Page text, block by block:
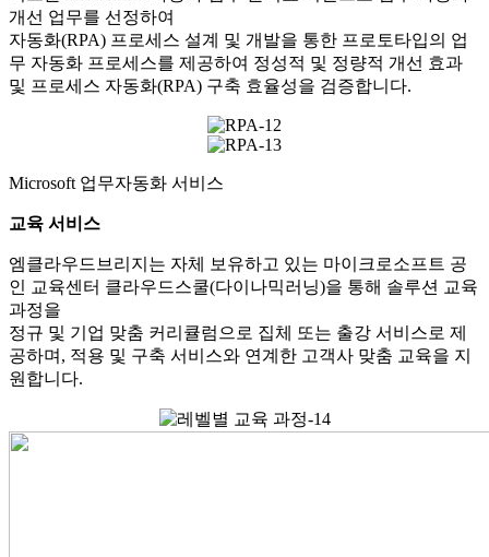
개선 업무를 선정하여
자동화(RPA) 프로세스 설계 및 개발을 통한 프로토타입의 업
무 자동화 프로세스를 제공하여 정성적 및 정량적 개선 효과
및 프로세스 자동화(RPA) 구축 효율성을 검증합니다.
Microsoft 업무자동화 서비스
교육 서비스
엠클라우드브리지는 자체 보유하고 있는 마이크로소프트 공
인 교육센터 클라우드스쿨(다이나믹러닝)을 통해 솔루션 교육
과정을
정규 및 기업 맞춤 커리큘럼으로 집체 또는 출강 서비스로 제
공하며, 적용 및 구축 서비스와 연계한 고객사 맞춤 교육을 지
원합니다.